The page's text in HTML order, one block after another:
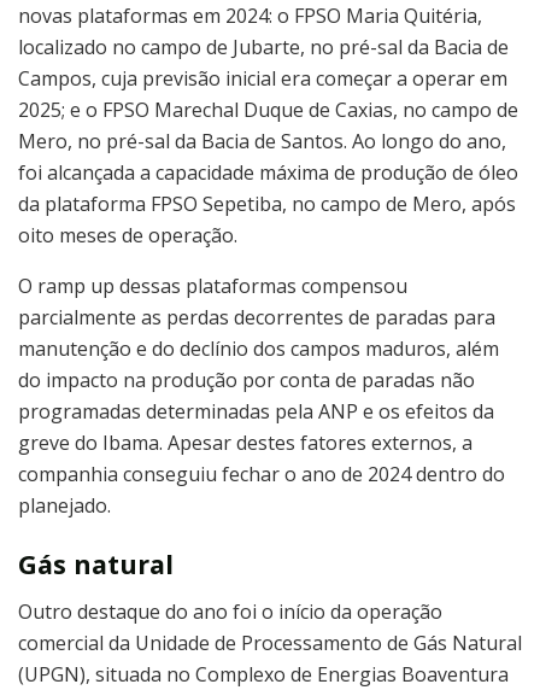
novas plataformas em 2024: o FPSO Maria Quitéria,
localizado no campo de Jubarte, no pré-sal da Bacia de
Campos, cuja previsão inicial era começar a operar em
2025; e o FPSO Marechal Duque de Caxias, no campo de
Mero, no pré-sal da Bacia de Santos. Ao longo do ano,
foi alcançada a capacidade máxima de produção de óleo
da plataforma FPSO Sepetiba, no campo de Mero, após
oito meses de operação.
O ramp up dessas plataformas compensou
parcialmente as perdas decorrentes de paradas para
manutenção e do declínio dos campos maduros, além
do impacto na produção por conta de paradas não
programadas determinadas pela ANP e os efeitos da
greve do Ibama. Apesar destes fatores externos, a
companhia conseguiu fechar o ano de 2024 dentro do
planejado.
Gás natural
Outro destaque do ano foi o início da operação
comercial da Unidade de Processamento de Gás Natural
(UPGN), situada no Complexo de Energias Boaventura